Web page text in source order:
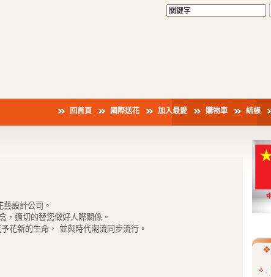
回首頁 國際送花 加入最愛 購物車 結帳
設計公司。
，適切的替您做好人際關係。
花新的生命， 並與時代潮流同步流行。